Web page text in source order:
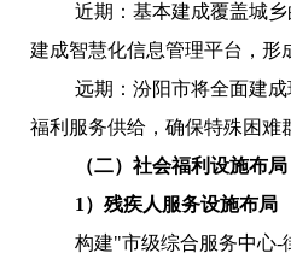
近期：基本建成覆盖城
建成智慧化信息管理平台，形
远期：汾阳市将全面建
福利服务供给，确保特殊困难
（二）社会福利设施布局
1 ）残疾人服务设施布局
构建"市级综合服务中心-